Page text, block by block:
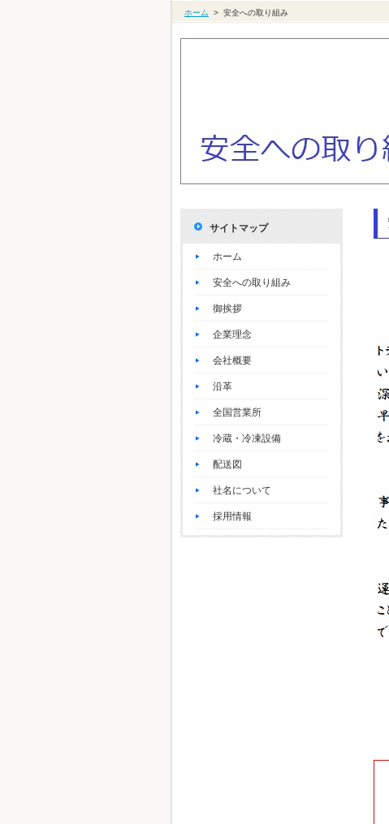
ホーム > 安全への取り組み
サイトマップ
ホーム
安全への取り組み
御挨拶
企業理念
会社概要
沿革
全国営業所
冷蔵・冷凍設備
配送図
社名について
採用情報